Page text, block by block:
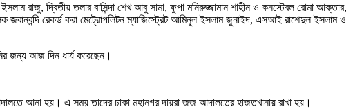
রাজু, দ্বিতীয় তলার বাসিন্দা শেখ আবু সামা, ফুপা মনিরুজ্জামান শাহীন ও কনস্টেবল রোমা আক্তার,
রেকর্ড করা মেট্রোপলিটন ম্যাজিস্ট্রেট আমিনুল ইসলাম জুনাইদ, এসআই রাশেদুল ইসলাম ও
জন্য আজ দিন ধার্য করেছেন।
আনা হয়। এ সময় তাদের ঢাকা মহানগর দায়রা জজ আদালতের হাজতখানায় রাখা হয়।